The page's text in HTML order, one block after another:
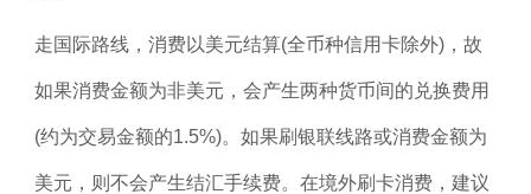
走国际路线，消费以美元结算(全币种信用卡除外)，故
如果消费金额为非美元，会产生两种货币间的兑换费用
(约为交易金额的1.5%)。如果刷银联线路或消费金额为
美元，则不会产生结汇手续费。在境外刷卡消费，建议